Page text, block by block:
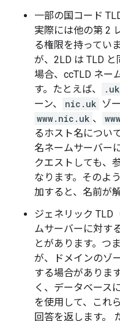
一部の国コード
実際には他の第 2
る権限を持ってい
が、2LD は TLD
場合、ccTLD ネー
す。たとえば、
.uk
ーン、
nic.uk ゾ
www.nic.uk 、
るホスト名につい
名ネームサーバー
クエストしても、
なります。そのよ
加すると、名前が
ジェネリック TLD
ムサーバーに対す
とがあります。つ
が、ドメインのゾ
する場合がありま
く、データベース
を使用して、これ
回答を返します。